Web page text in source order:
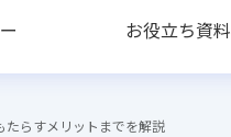
お役立ち資料
たらすメリットまでを解説